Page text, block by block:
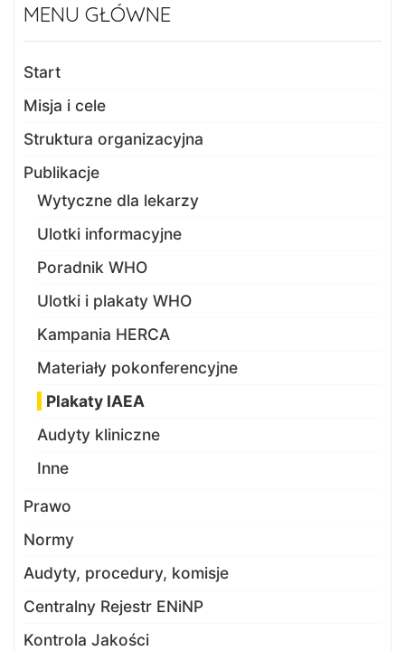
MENU GŁÓWNE
Start
Misja i cele
Struktura organizacyjna
Publikacje
Wytyczne dla lekarzy
Ulotki informacyjne
Poradnik WHO
Ulotki i plakaty WHO
Kampania HERCA
Materiały pokonferencyjne
Plakaty IAEA
Audyty kliniczne
Inne
Prawo
Normy
Audyty, procedury, komisje
Centralny Rejestr ENiNP
Kontrola Jakości